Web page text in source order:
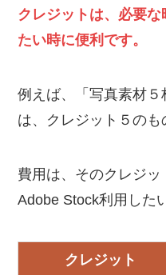
クレジットは、必要
たい時に便利です。
例えば、「写真素材
は、クレジット５のも
費用は、そのクレジ
Adobe Stock利用した
クレジット